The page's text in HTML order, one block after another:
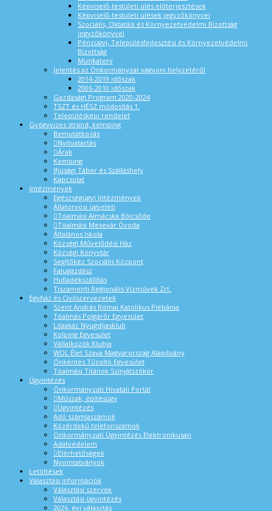
Képviselő-testületi ülés előterjesztések
Képviselő-testületi ülések jegyzőkönyvei
Szociális, Oktatási és Környezetvédelmi Bizottság
jegyzőkönyvei
Pénzügyi, Településfejlesztési és Környezetvédelmi
Bizottság
Munkaterv
Jelentés az Önkormányzat vagyoni helyzetéről
2014-2019 időszak
2006-2010 időszak
Gazdasági Program 2020-2024
TSZT és HÉSZ módosítás 1.
Településképi rendelet
Gyógyvizes strand, kemping
Bemutatkozás
Nyitvatartás
Árak
Kemping
Ifjúsági Tábor és Szálláshely
Kapcsolat
Intézmények
Egészségügyi Intézmények
Állatorvosi ügyeleti
Tóalmási Almácska Bölcsőde
Tóalmási Mesevár Óvoda
Általános Iskola
Községi Művelődési Ház
Községi Könyvtár
Segítőkéz Szociális Központ
Falugazdász
Hulladékszállítás
Tiszamenti Regionális Vízművek Zrt.
Egyház és Civilszervezetek
Szent András Római Katolikus Plébánia
Tóalmás Polgárőr Egyesület
Lilaakác Nyugdíjasklub
Kolping Egyesület
Vállalkozók Klubja
WOL Élet Szava Magyarország Alapítvány
Önkéntes Tűzoltó Egyesület
Tóalmási Titánok Színjátszókör
Ügyintézés
Önkormányzati Hivatali Portál
Műszak, építésügy
Ügyintézés
Adó számlaszámok
Közérdekű telefonszámok
Önkormányzati Ügyintézés Elektronikusan
Adatvédelem
Elérhetőségek
Nyomtatványok
Letöltések
Választási információk
Választási szervek
Választási ügyintézés
2026. évi választás